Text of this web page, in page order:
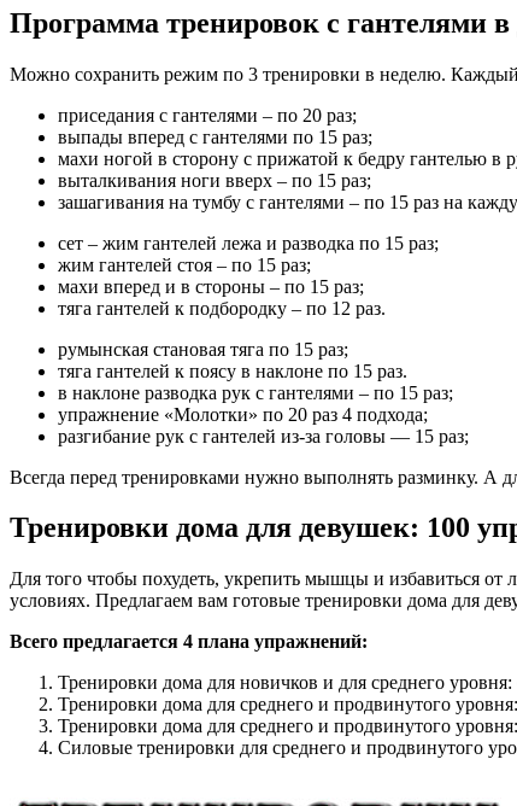
Программа тренировок с гантелями
Можно сохранить режим по 3 тренировки в неделю. Каждый
приседания с гантелями – по 20 раз;
выпады вперед с гантелями по 15 раз;
махи ногой в сторону с прижатой к бедру гантелью в
выталкивания ноги вверх – по 15 раз;
зашагивания на тумбу с гантелями – по 15 раз на
сет – жим гантелей лежа и разводка по 15 раз;
жим гантелей стоя – по 15 раз;
махи вперед и в стороны – по 15 раз;
тяга гантелей к подбородку – по 12 раз.
румынская становая тяга по 15 раз;
тяга гантелей к поясу в наклоне по 15 раз.
в наклоне разводка рук с гантелями – по 15 раз;
упражнение «Молотки» по 20 раз 4 подхода;
разгибание рук с гантелей из-за головы — 15 раз;
Всегда перед тренировками нужно выполнять разминку. А
Тренировки дома для девушек: 100
Для того чтобы похудеть, укрепить мышцы и избавиться
условиях. Предлагаем вам готовые тренировки дома для
Всего предлагается 4 плана упражнений:
Тренировки дома для новичков и для среднего
Тренировки дома для среднего и продвинутого
Тренировки дома для среднего и продвинутого
Силовые тренировки для среднего и продвинутого